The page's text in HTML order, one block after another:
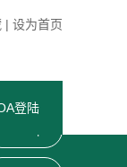
登陆
| 设为首页